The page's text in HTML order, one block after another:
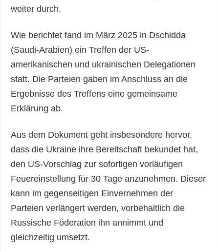
weiter durch.
Wie berichtet fand im März 2025 in Dschidda
(Saudi-Arabien) ein Treffen der US-
amerikanischen und ukrainischen Delegationen
statt. Die Parteien gaben im Anschluss an die
Ergebnisse des Treffens eine gemeinsame
Erklärung ab.
Aus dem Dokument geht insbesondere hervor,
dass die Ukraine ihre Bereitschaft bekundet hat,
den US-Vorschlag zur sofortigen vorläufigen
Feuereinstellung für 30 Tage anzunehmen. Dieser
kann im gegenseitigen Einvernehmen der
Parteien verlängert werden, vorbehaltlich die
Russische Föderation ihn annimmt und
gleichzeitig umsetzt.